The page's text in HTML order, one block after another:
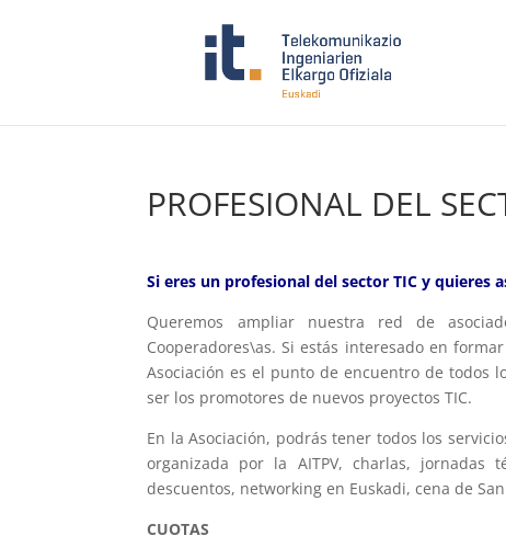
PROFESIONAL DEL
Si eres un profesional del sector TIC y quieres
Queremos ampliar nuestra red de
Cooperadores\as. Si estás interesado en
Asociación es el punto de encuentro de todos
ser los promotores de nuevos proyectos TIC.
En la Asociación, podrás tener todos los
organizada por la AITPV, charlas, jornadas
descuentos, networking en Euskadi, cena de
CUOTAS